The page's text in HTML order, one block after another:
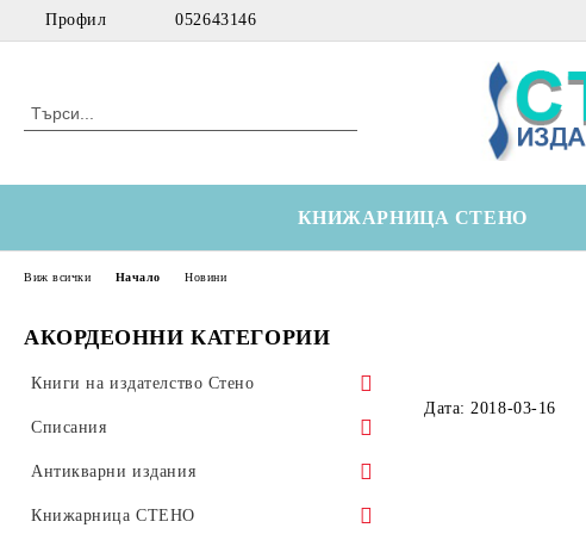
Профил 052643146
КНИЖАРНИЦА СТЕНО
АКОРДЕОННИ КАТЕГОРИИ
Книги на издателство Стено
Морски
Технически
Медицински
Списания
Здравна икономика
Оториноларингология
Антикварни издания
Научна литература
Книжарница СТЕНО
Виж всички Начало Новини
Дата: 2018-03-16